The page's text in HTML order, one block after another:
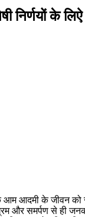
निर्णयों के
आम आदमी के जीवन को
और समर्पण से ही